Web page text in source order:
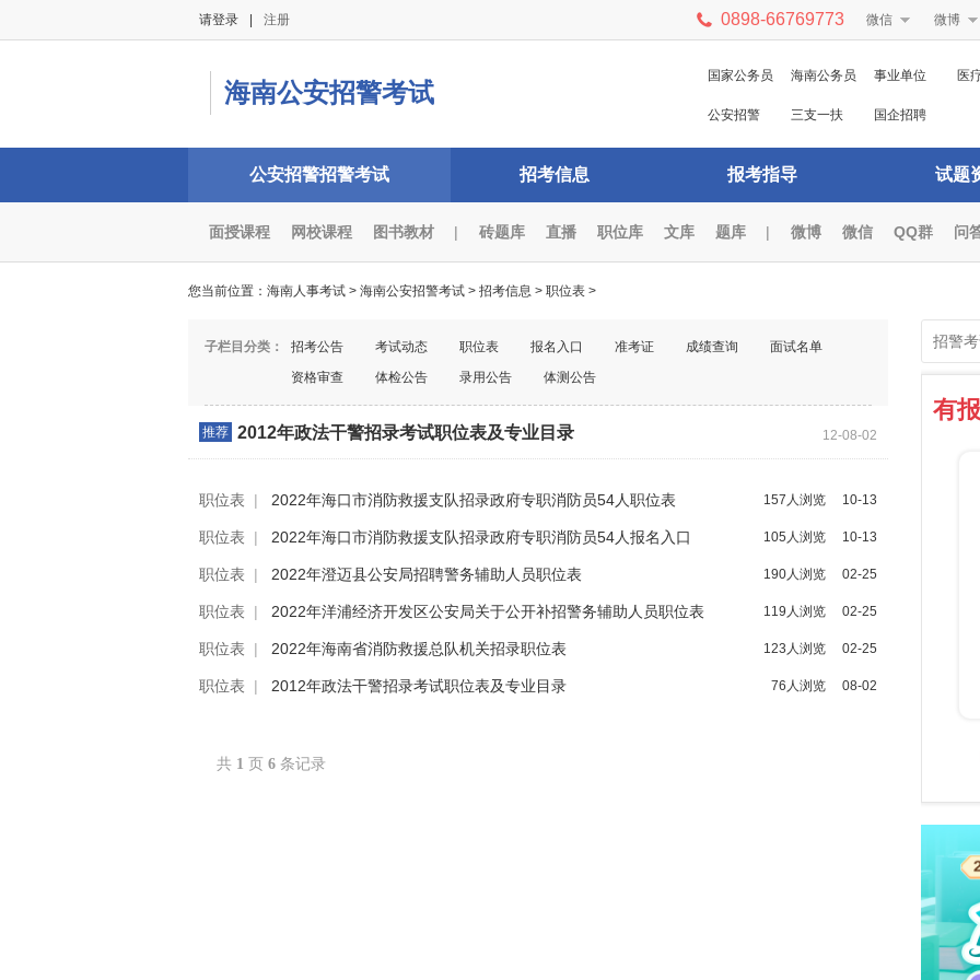
请登录 注册 微信 微博
0898-66769773
海南公安招警考试
国家公务员 海南公务员 事业单位 医
公安招警 三支一扶 国企招聘
公安招警招警考试 招考信息 报考指导 试题
面授课程 网校课程 图书教材 | 砖题库 直播 职位库 文库 题库 | 微博 微信 QQ群 问
您当前位置： 海南人事考试 > 海南公安招警考试 > 招考信息 > 职位表 >
子栏目分类： 招考公告 考试动态 职位表 报名入口 准考证 成绩查询
面试名单
资格审查
体检公告 录用公告 体测公告
推荐 12-08-02
2012年政法干警招录考试职位表及专业目录
10-13
157人浏览
职位表 | 2022年海口市消防救援支队招录政府专职消防员54人职位表
10-13
105人浏览
职位表 | 2022年海口市消防救援支队招录政府专职消防员54人报名入口
02-25
190人浏览
职位表 | 2022年澄迈县公安局招聘警务辅助人员职位表
02-25
119人浏览
职位表 | 2022年洋浦经济开发区公安局关于公开补招警务辅助人员职位表
02-25
123人浏览
职位表 | 2022年海南省消防救援总队机关招录职位表
08-02
76人浏览
职位表 | 2012年政法干警招录考试职位表及专业目录
共 1 页 6 条记录
有